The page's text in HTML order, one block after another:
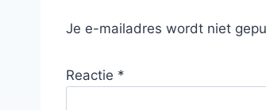
Je e-mailadres wordt niet
Reactie *